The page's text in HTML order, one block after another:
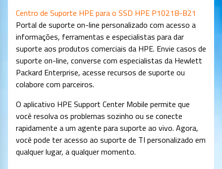
Centro de Suporte HPE para o SSD HPE P10218-B21
Portal de suporte on-line personalizado com acesso a
informações, ferramentas e especialistas para dar
suporte aos produtos comerciais da HPE. Envie casos de
suporte on-line, converse com especialistas da Hewlett
Packard Enterprise, acesse recursos de suporte ou
colabore com parceiros.
O aplicativo HPE Support Center Mobile permite que
você resolva os problemas sozinho ou se conecte
rapidamente a um agente para suporte ao vivo. Agora,
você pode ter acesso ao suporte de TI personalizado em
qualquer lugar, a qualquer momento.